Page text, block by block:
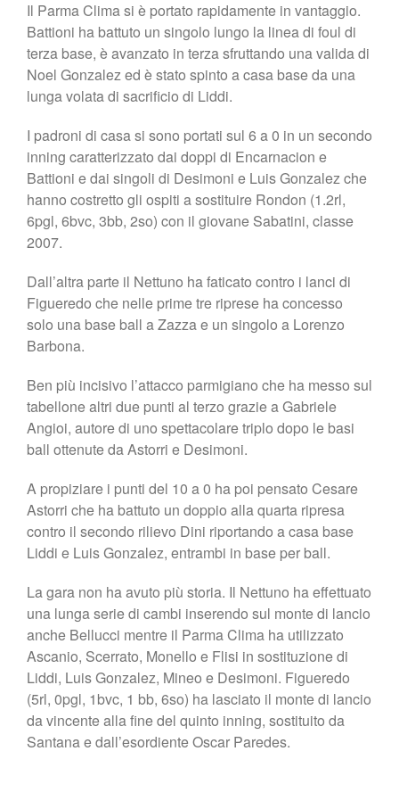
Il Parma Clima si è portato rapidamente in vantaggio.
Battioni ha battuto un singolo lungo la linea di foul di
terza base, è avanzato in terza sfruttando una valida di
Noel Gonzalez ed è stato spinto a casa base da una
lunga volata di sacrificio di Liddi.
I padroni di casa si sono portati sul 6 a 0 in un secondo
inning caratterizzato dai doppi di Encarnacion e
Battioni e dai singoli di Desimoni e Luis Gonzalez che
hanno costretto gli ospiti a sostituire Rondon (1.2rl,
6pgl, 6bvc, 3bb, 2so) con il giovane Sabatini, classe
2007.
Dall’altra parte il Nettuno ha faticato contro i lanci di
Figueredo che nelle prime tre riprese ha concesso
solo una base ball a Zazza e un singolo a Lorenzo
Barbona.
Ben più incisivo l’attacco parmigiano che ha messo sul
tabellone altri due punti al terzo grazie a Gabriele
Angioi, autore di uno spettacolare triplo dopo le basi
ball ottenute da Astorri e Desimoni.
A propiziare i punti del 10 a 0 ha poi pensato Cesare
Astorri che ha battuto un doppio alla quarta ripresa
contro il secondo rilievo Dini riportando a casa base
Liddi e Luis Gonzalez, entrambi in base per ball.
La gara non ha avuto più storia. Il Nettuno ha effettuato
una lunga serie di cambi inserendo sul monte di lancio
anche Bellucci mentre il Parma Clima ha utilizzato
Ascanio, Scerrato, Monello e Flisi in sostituzione di
Liddi, Luis Gonzalez, Mineo e Desimoni. Figueredo
(5rl, 0pgl, 1bvc, 1 bb, 6so) ha lasciato il monte di lancio
da vincente alla fine del quinto inning, sostituito da
Santana e dall’esordiente Oscar Paredes.